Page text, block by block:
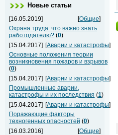
Новые статьи
[16.05.2019] [Общие]
Охрана труда: что важно знать
работодателю? (0)
[15.04.2017] [Аварии и катастрофы]
Основные положения теории
возникновения пожаров и взрывов
(0)
[15.04.2017] [Аварии и катастрофы]
Промышленные аварии,
катастрофы и их последствия (1)
[15.04.2017] [Аварии и катастрофы]
Поражающие факторы
техногенных опасностей (0)
[16.03.2016]
[Общие]